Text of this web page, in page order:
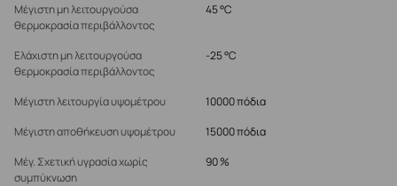
Μέγιστη μη λειτουργούσα
θερμοκρασία περιβάλλοντος
45 °C
Ελάχιστη μη λειτουργούσα
θερμοκρασία περιβάλλοντος
-25 °C
Μέγιστη λειτουργία υψομέτρου
10000 πόδια
Μέγιστη αποθήκευση υψομέτρου
15000 πόδια
Μέγ. Σχετική υγρασία χωρίς
συμπύκνωση
90 %